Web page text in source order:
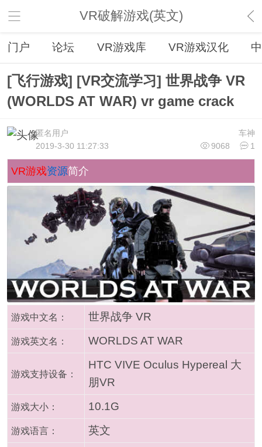
VR破解游戏(英文)
门户 论坛 VR游戏库 VR游戏汉化
[飞行游戏] [VR交流学习] 世界战争 VR
(WORLDS AT WAR) vr game crack
车神
匿名用户
9068
1
2019-3-30 11:27:33
VR游戏资源简介
游戏中文名： 世界战争 VR
游戏英文名： WORLDS AT WAR
游戏支持设备：
HTC VIVE Oculus Hypereal 大
朋VR
游戏大小： 10.1G
游戏语言： 英文